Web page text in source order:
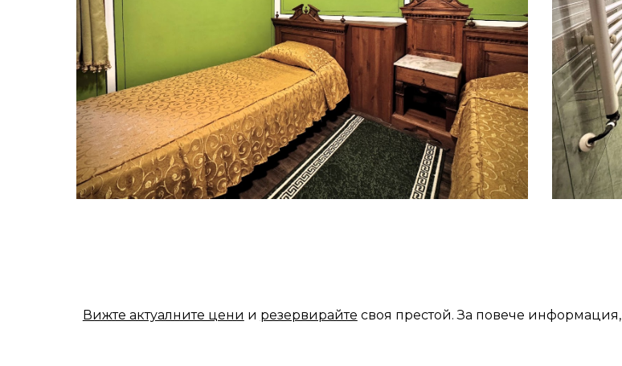
Вижте актуалните цени и резервирайте своя престой. За повече информация,